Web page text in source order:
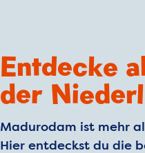
Entdecke
der
Madurodam ist mehr
Hier entdeckst du die